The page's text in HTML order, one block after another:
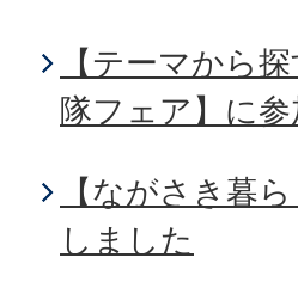
【テーマから
隊フェア】に
【ながさき暮
しました